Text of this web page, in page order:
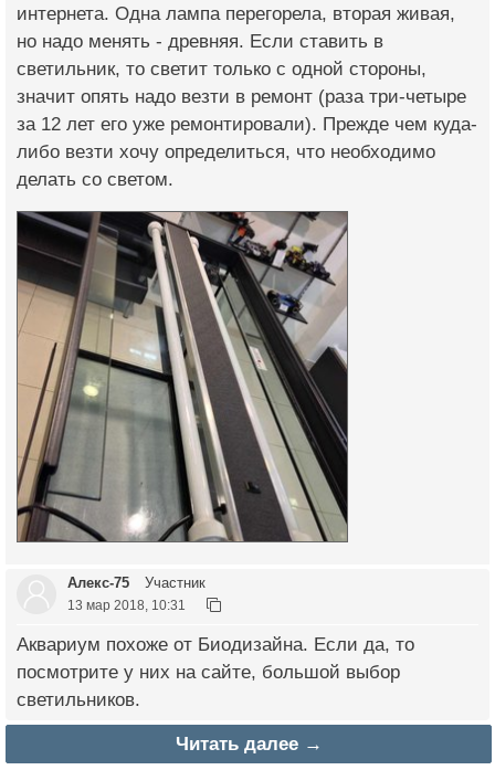
интернета. Одна лампа перегорела, вторая живая,
но надо менять - древняя. Если ставить в
светильник, то светит только с одной стороны,
значит опять надо везти в ремонт (раза три-четыре
за 12 лет его уже ремонтировали). Прежде чем куда-
либо везти хочу определиться, что необходимо
делать со светом.
Алекс-75 Участник
13 мар 2018, 10:31
Аквариум похоже от Биодизайна. Если да, то
посмотрите у них на сайте, большой выбор
светильников.
Читать далее →